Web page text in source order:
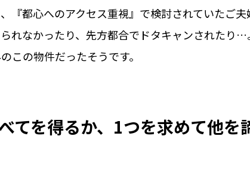
『都心へのアクセス重視』で検討されていたご
れなかったり、先方都合でドタキャンされたり
この物件だったそうです。
てを得るか、1つを求めて他を